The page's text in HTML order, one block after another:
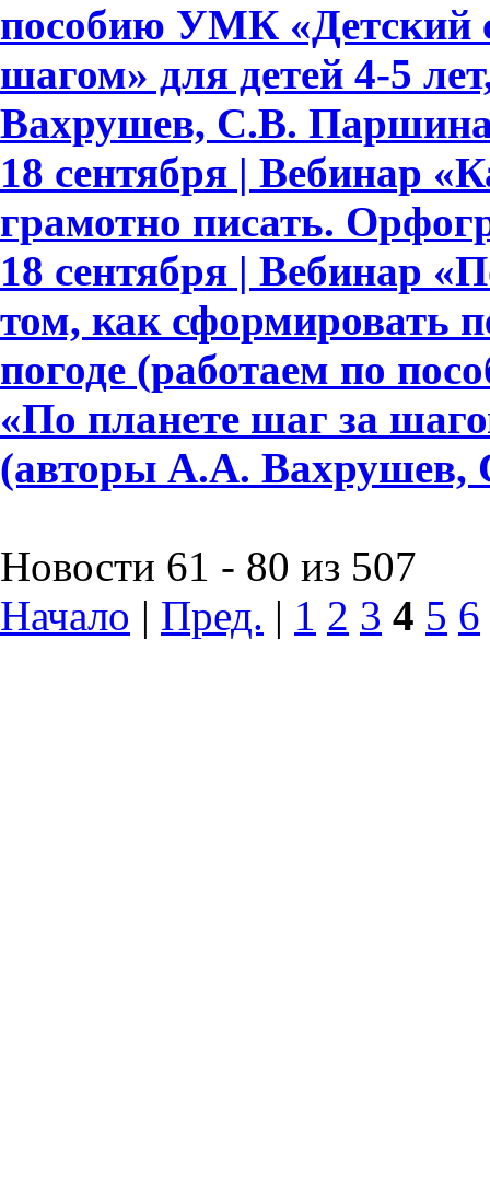
пособию УМК «Детский
шагом» для детей 4-5
Вахрушев, С.В.
18 сентября | Вебинар
грамотно писать.
18 сентября | Вебинар
том, как сформировать
погоде (работаем по
«По планете шаг за
(авторы А.А. Вахрушев,
Новости 61 - 80 из 507
Начало | Пред. | 1 2 3 4 5 6